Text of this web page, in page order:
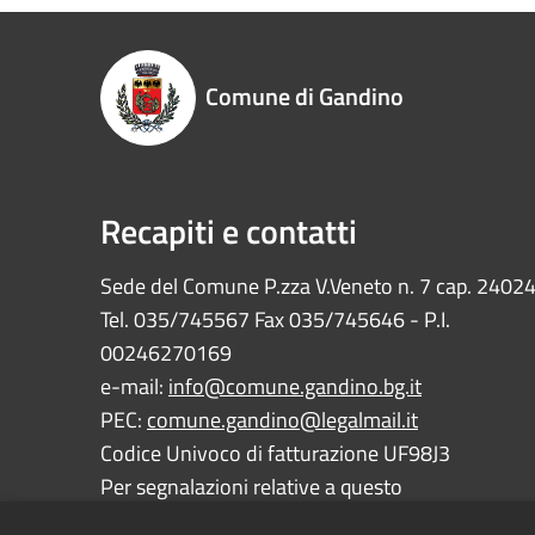
Comune di Gandino
Recapiti e contatti
Sede del Comune P.zza V.Veneto n. 7 cap. 24024
Tel. 035/745567 Fax 035/745646 - P.I.
00246270169
e-mail: info@comune.gandino.bg.it
PEC: comune.gandino@legalmail.it
Codice Univoco di fatturazione UF98J3
Per segnalazioni relative a questo